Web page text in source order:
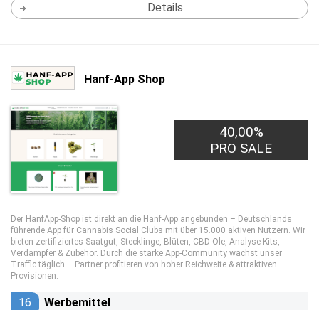
Details
Hanf-App Shop
40,00%
PRO SALE
Der HanfApp-Shop ist direkt an die Hanf-App angebunden – Deutschlands
führende App für Cannabis Social Clubs mit über 15.000 aktiven Nutzern. Wir
bieten zertifiziertes Saatgut, Stecklinge, Blüten, CBD-Öle, Analyse-Kits,
Verdampfer & Zubehör. Durch die starke App-Community wächst unser
Traffic täglich – Partner profitieren von hoher Reichweite & attraktiven
Provisionen.
16 Werbemittel